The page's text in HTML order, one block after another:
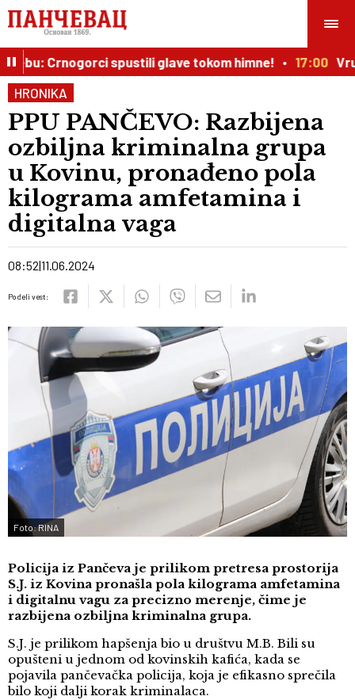
Crnogorci spustili glave tokom himne! 17:00
HRONIKA
PPU PANČEVO: Razbijena
ozbiljna kriminalna grupa
u Kovinu, pronađeno pola
kilograma amfetamina i
digitalna vaga
08:52 11.06.2024
Podeli vest:
Foto: RINA
Policija iz Pančeva je prilikom pretresa prostorija
S.J. iz Kovina pronašla pola kilograma amfetamina
i digitalnu vagu za precizno merenje, čime je
razbijena ozbiljna kriminalna grupa.
S.J. je prilikom hapšenja bio u društvu M.B. Bili su
opušteni u jednom od kovinskih kafića, kada se
pojavila pančevačka policija, koja je efikasno sprečila
bilo koji dalji korak kriminalaca.